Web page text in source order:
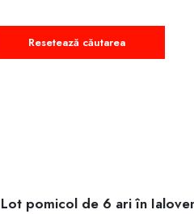
Resetează căutarea
Lot pomicol de 6 ari în